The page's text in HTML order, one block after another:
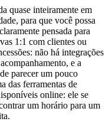
quase inteiramente em
para que você possa
pensada para
1:1 com clientes ou
não há integrações
e a
parecer um pouco
das ferramentas de
online: ele se
um horário para um